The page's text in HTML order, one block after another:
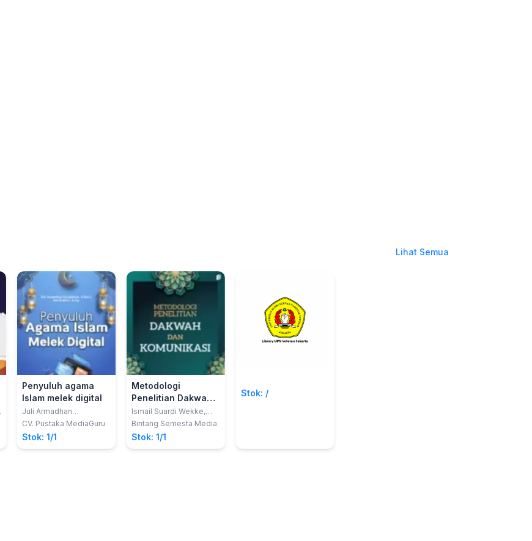
Lihat Semua
Penyuluh agama
Islam melek digital
Juli Armadhan
Kurniawan; Rapiun
CV. Pustaka MediaGuru
Stok: 1/1
Metodologi
Penelitian Dakwah
dan Komunikasi
Ismail Suardi Wekke,
Ph.D.
Bintang Semesta Media
Stok: 1/1
Stok: /